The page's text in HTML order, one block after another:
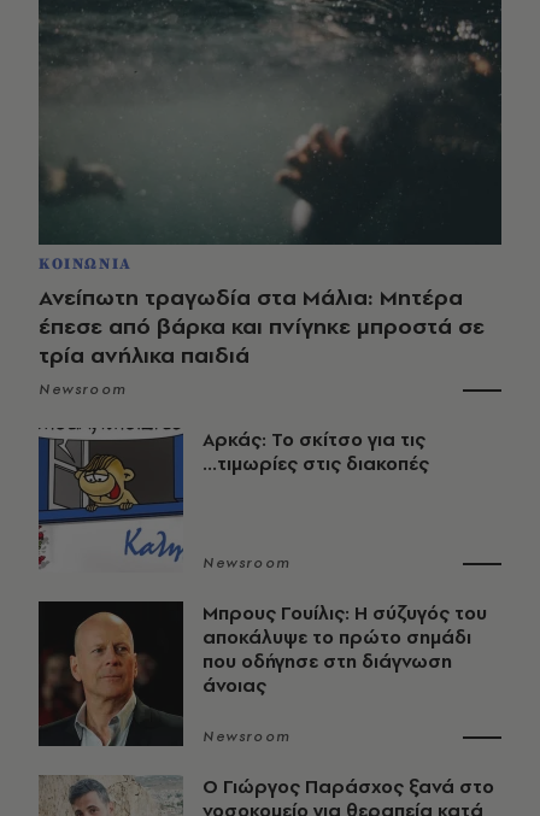
ΚΟΙΝΩΝΙΑ
Ανείπωτη τραγωδία στα Μάλια: Μητέρα
έπεσε από βάρκα και πνίγηκε μπροστά σε
τρία ανήλικα παιδιά
Newsroom
Αρκάς: Το σκίτσο για τις
...τιμωρίες στις διακοπές
Newsroom
Μπρους Γουίλις: Η σύζυγός του
αποκάλυψε το πρώτο σημάδι
που οδήγησε στη διάγνωση
άνοιας
Newsroom
O Γιώργος Παράσχος ξανά στο